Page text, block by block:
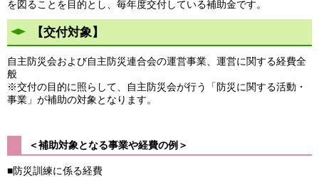
を図ることを目的とし、毎年度交付している補助金です。
【交付対象】
自主防災会および自主防災連合会の運営事業、運営に関する経費全
般
※交付の目的に照らして、自主防災会が行う「防災に関する活動・
事業」が補助の対象となります。
＜補助対象となる事業や経費の例＞
■防災訓練に係る経費